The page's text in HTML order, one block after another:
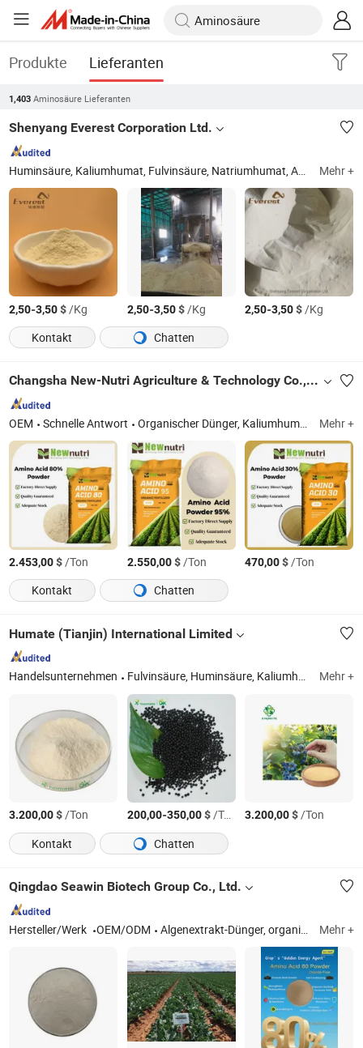
Produkte Lieferanten
1,403 Aminosäure Lieferanten
Shenyang Everest Corporation Ltd.
Huminsäure, Kaliumhumat, Fulvinsäure, Natriumhumat, Aminosäure, Algenextrakt Mehr +
2,50-3,50$/Kg 2,50-3,50$/Kg 2,50-3,50$/Kg
Kontakt
Chatten
Changsha New-Nutri Agriculture & Technology Co., Ltd
OEM Schnelle Antwort Organischer Dünger, Kaliumhumat, Huminsäure, Fulvinsäure, Aminosäure, Algenextrakt Mehr +
2.453,00$/Ton 2.550,00$/Ton 470,00$/Ton
Kontakt
Chatten
Humate (Tianjin) International Limited
Handelsunternehmen Fulvinsäure, Huminsäure, Kaliumhumat, Natriumhumat, Aminosäuredünger, Ammoniumbicarbonat, EDTA-Serie, Algenextraktdünger, Mikronährstoffdünger Mehr +
3.200,00$/Ton 200,00-350,00$/Ton 3.200,00$/Ton
Kontakt
Chatten
Qingdao Seawin Biotech Group Co., Ltd.
Hersteller/Werk OEM/ODM Algenextrakt-Dünger, organischer Dünger Mehr +